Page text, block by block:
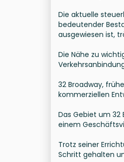
Die aktuelle
bedeutender
ausgewiesen ist,
Die Nähe zu
32 Broadway,
kommerziellen
Das Gebiet um
einem
Trotz seiner
Schritt gehalten